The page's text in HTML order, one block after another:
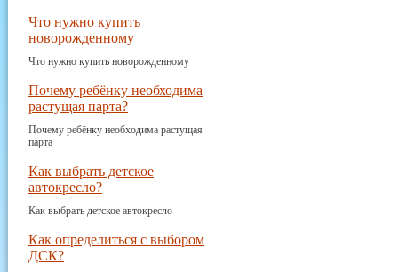
Что нужно купить
новорожденному
Что нужно купить новорожденному
Почему ребёнку необходима
растущая парта?
Почему ребёнку необходима растущая
парта
Как выбрать детское
автокресло?
Как выбрать детское автокресло
Как определиться с выбором
ДСК?